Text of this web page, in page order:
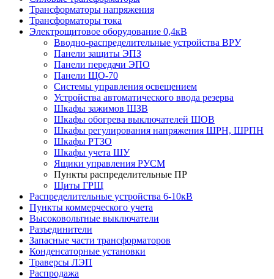
Трансформаторы напряжения
Трансформаторы тока
Электрощитовое оборудование 0,4кВ
Вводно-распределительные устройства ВРУ
Панели защиты ЭПЗ
Панели передачи ЭПО
Панели ЩО-70
Системы управления освещением
Устройства автоматического ввода резерва
Шкафы зажимов ШЗВ
Шкафы обогрева выключателей ШОВ
Шкафы регулирования напряжения ШРН, ШРПН
Шкафы РТЗО
Шкафы учета ШУ
Ящики управления РУСМ
Пункты распределительные ПР
Щиты ГРЩ
Распределительные устройства 6-10кВ
Пункты коммерческого учета
Высоковольтные выключатели
Разъединители
Запасные части трансформаторов
Конденсаторные установки
Траверсы ЛЭП
Распродажа